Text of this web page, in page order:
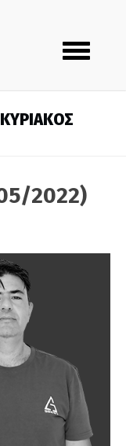
Toggle
navigation
ΚΥΡΙΑΚΟΣ
2022)